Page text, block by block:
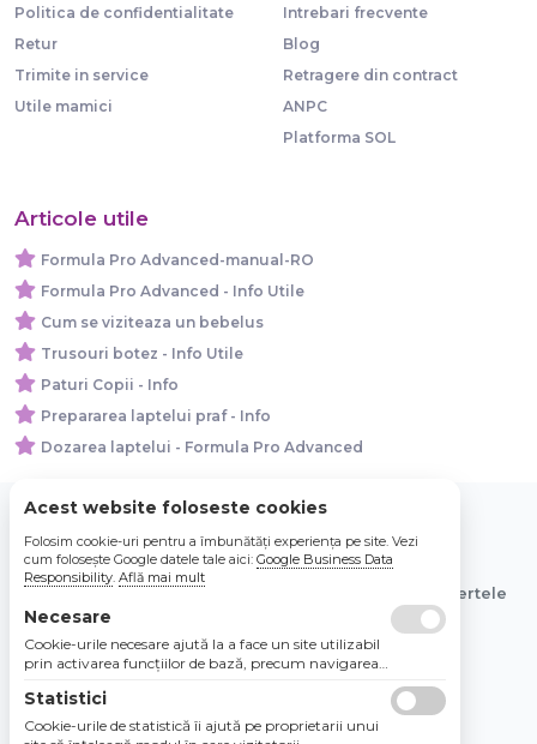
Politica de confidentialitate
Retur
Trimite in service
Utile mamici
Intrebari frecvente
Blog
Retragere din contract
ANPC
Platforma SOL
Articole utile
Formula Pro Advanced-manual-RO
Formula Pro Advanced - Info Utile
Cum se viziteaza un bebelus
Trusouri botez - Info Utile
Paturi Copii - Info
Prepararea laptelui praf - Info
Dozarea laptelui - Formula Pro Advanced
© 2026 Bebe Nou Online Store SRL
Toate preturile sunt exprimate in lei si includ tva. Ofertele
sunt valabile in limita stocului disponibil.
Acest website foloseste cookies
Folosim cookie-uri pentru a îmbunătăți experiența pe site. Vezi
cum folosește Google datele tale aici: Google Business Data
Responsibility. Află mai mult
Necesare
Cookie-urile necesare ajută la a face un site utilizabil
prin activarea funcţiilor de bază, precum navigarea
Site-ul nu poate funcţiona corespunzător fără aceste
cookie-uri.
Statistici
Cookie-urile de statistică îi ajută pe proprietarii unui